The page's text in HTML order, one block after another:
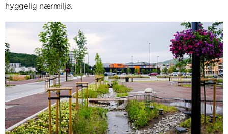
hyggelig nærmiljø.